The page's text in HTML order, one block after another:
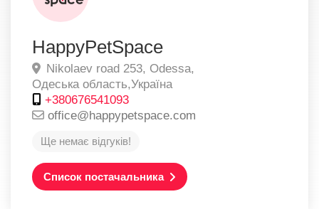
HappyPetSpace
Nikolaev road 253, Odessa,
Одеська область,Україна
+380676541093
office@happypetspace.com
Ще немає відгуків!
Список постачальника